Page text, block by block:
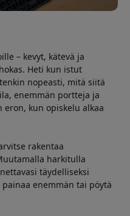
– kevyt, kätevä ja
Heti kun istut
nopeasti, mitä siitä
enemmän portteja ja
kun opiskelu alkaa
rakentaa
harkitulla
täydelliseksi
enemmän tai pöytä